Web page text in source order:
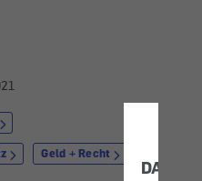
Geld + Recht